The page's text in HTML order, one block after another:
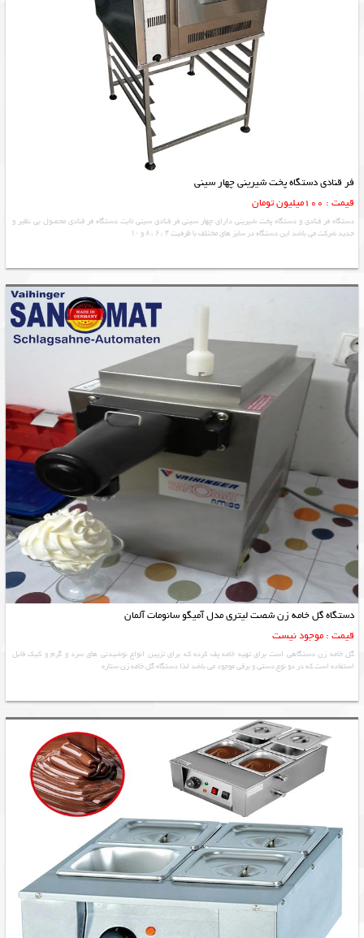
فر قنادی دستگاه پخت شیرینی چهار سینی
قیمت : 100میلیون تومان
دستگاه فر قنادی و دستگاه پخت شیرینی دارای چهار سینی فر قنادی سینی ثابت دستگاه فر قنادی محصول بی نظیر و
جدید شرکت می باشد این دستگاه در سایز های مختلف با ظرفیت ۴ ، ۶ ، ۸ و ۱۰
دستگاه گل خامه زن شصت لیتری مدل آمیگو سانومات آلمان
قیمت : موجود نیست
گل خامه زن دستگاهی است برای تهیه خامه پف کرده که برای تزیین انواع نوشیدنی های سرد و گرم و کیک قابل
استفاده است که در دو نوع دستی و برقی موجود می باشد لذا دستگاه گل خامه زن ستاره